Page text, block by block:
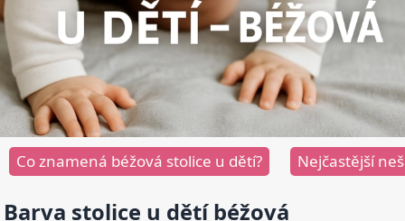
Co znamená béžová stolice u dětí? Nejčastější
Barva stolice u dětí béžová